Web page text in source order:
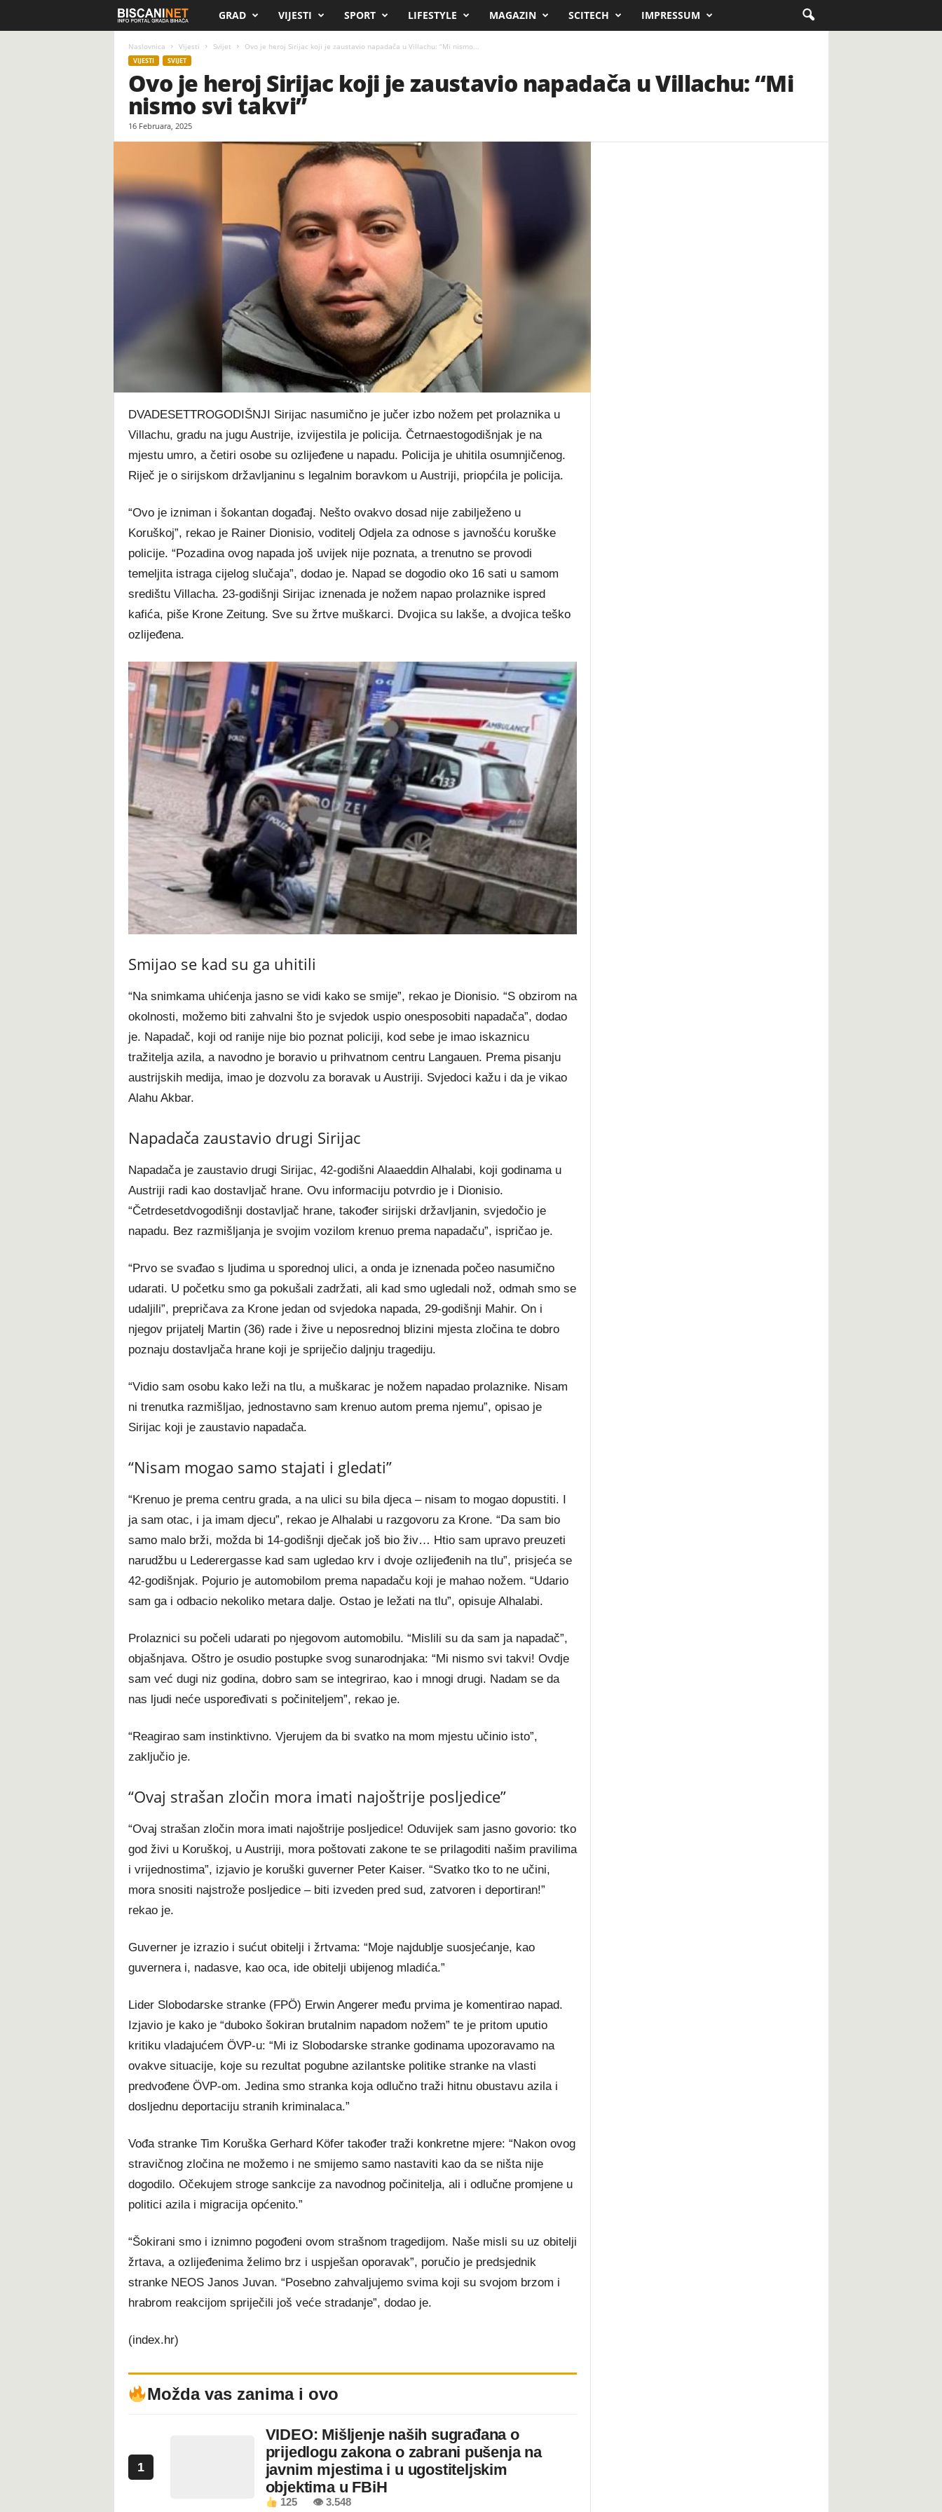
i
s
c
GRAD VIJESTI SPORT LIFESTYLE MAGAZIN SCITECH IMPRESSUM
Naslovnica Vijesti Svijet Ovo je heroj Sirijac koji je zaustavio napadača u Villachu: “Mi nismo...
VIJESTI SVIJET
Ovo je heroj Sirijac koji je zaustavio napadača u Villachu: “Mi
nismo svi takvi”
16 Februara, 2025
DVADESETTROGODIŠNJI Sirijac nasumično je jučer izbo nožem pet prolaznika u
Villachu, gradu na jugu Austrije, izvijestila je policija. Četrnaestogodišnjak je na
mjestu umro, a četiri osobe su ozlijeđene u napadu. Policija je uhitila osumnjičenog.
Riječ je o sirijskom državljaninu s legalnim boravkom u Austriji, priopćila je policija.
“Ovo je izniman i šokantan događaj. Nešto ovakvo dosad nije zabilježeno u
Koruškoj”, rekao je Rainer Dionisio, voditelj Odjela za odnose s javnošću koruške
policije. “Pozadina ovog napada još uvijek nije poznata, a trenutno se provodi
temeljita istraga cijelog slučaja”, dodao je. Napad se dogodio oko 16 sati u samom
središtu Villacha. 23-godišnji Sirijac iznenada je nožem napao prolaznike ispred
kafića, piše Krone Zeitung. Sve su žrtve muškarci. Dvojica su lakše, a dvojica teško
ozlijeđena.
Smijao se kad su ga uhitili
“Na snimkama uhićenja jasno se vidi kako se smije”, rekao je Dionisio. “S obzirom na
okolnosti, možemo biti zahvalni što je svjedok uspio onesposobiti napadača”, dodao
je. Napadač, koji od ranije nije bio poznat policiji, kod sebe je imao iskaznicu
tražitelja azila, a navodno je boravio u prihvatnom centru Langauen. Prema pisanju
austrijskih medija, imao je dozvolu za boravak u Austriji. Svjedoci kažu i da je vikao
Alahu Akbar.
Napadača zaustavio drugi Sirijac
Napadača je zaustavio drugi Sirijac, 42-godišni Alaaeddin Alhalabi, koji godinama u
Austriji radi kao dostavljač hrane. Ovu informaciju potvrdio je i Dionisio.
“Četrdesetdvogodišnji dostavljač hrane, također sirijski državljanin, svjedočio je
napadu. Bez razmišljanja je svojim vozilom krenuo prema napadaču”, ispričao je.
“Prvo se svađao s ljudima u sporednoj ulici, a onda je iznenada počeo nasumično
udarati. U početku smo ga pokušali zadržati, ali kad smo ugledali nož, odmah smo se
udaljili”, prepričava za Krone jedan od svjedoka napada, 29-godišnji Mahir. On i
njegov prijatelj Martin (36) rade i žive u neposrednoj blizini mjesta zločina te dobro
poznaju dostavljača hrane koji je spriječio daljnju tragediju.
“Vidio sam osobu kako leži na tlu, a muškarac je nožem napadao prolaznike. Nisam
ni trenutka razmišljao, jednostavno sam krenuo autom prema njemu”, opisao je
Sirijac koji je zaustavio napadača.
“Nisam mogao samo stajati i gledati”
“Krenuo je prema centru grada, a na ulici su bila djeca – nisam to mogao dopustiti. I
ja sam otac, i ja imam djecu”, rekao je Alhalabi u razgovoru za Krone. “Da sam bio
samo malo brži, možda bi 14-godišnji dječak još bio živ… Htio sam upravo preuzeti
narudžbu u Lederergasse kad sam ugledao krv i dvoje ozlijeđenih na tlu”, prisjeća se
42-godišnjak. Pojurio je automobilom prema napadaču koji je mahao nožem. “Udario
sam ga i odbacio nekoliko metara dalje. Ostao je ležati na tlu”, opisuje Alhalabi.
Prolaznici su počeli udarati po njegovom automobilu. “Mislili su da sam ja napadač”,
objašnjava. Oštro je osudio postupke svog sunarodnjaka: “Mi nismo svi takvi! Ovdje
sam već dugi niz godina, dobro sam se integrirao, kao i mnogi drugi. Nadam se da
nas ljudi neće uspoređivati s počiniteljem”, rekao je.
“Reagirao sam instinktivno. Vjerujem da bi svatko na mom mjestu učinio isto”,
zaključio je.
“Ovaj strašan zločin mora imati najoštrije posljedice”
“Ovaj strašan zločin mora imati najoštrije posljedice! Oduvijek sam jasno govorio: tko
god živi u Koruškoj, u Austriji, mora poštovati zakone te se prilagoditi našim pravilima
i vrijednostima”, izjavio je koruški guverner Peter Kaiser. “Svatko tko to ne učini,
mora snositi najstrože posljedice – biti izveden pred sud, zatvoren i deportiran!”
rekao je.
Guverner je izrazio i sućut obitelji i žrtvama: “Moje najdublje suosjećanje, kao
guvernera i, nadasve, kao oca, ide obitelji ubijenog mladića.”
Lider Slobodarske stranke (FPÖ) Erwin Angerer među prvima je komentirao napad.
Izjavio je kako je “duboko šokiran brutalnim napadom nožem” te je pritom uputio
kritiku vladajućem ÖVP-u: “Mi iz Slobodarske stranke godinama upozoravamo na
ovakve situacije, koje su rezultat pogubne azilantske politike stranke na vlasti
predvođene ÖVP-om. Jedina smo stranka koja odlučno traži hitnu obustavu azila i
dosljednu deportaciju stranih kriminalaca.”
Vođa stranke Tim Koruška Gerhard Köfer također traži konkretne mjere: “Nakon ovog
stravičnog zločina ne možemo i ne smijemo samo nastaviti kao da se ništa nije
dogodilo. Očekujem stroge sankcije za navodnog počinitelja, ali i odlučne promjene u
politici azila i migracija općenito.”
“Šokirani smo i iznimno pogođeni ovom strašnom tragedijom. Naše misli su uz obitelji
žrtava, a ozlijeđenima želimo brz i uspješan oporavak”, poručio je predsjednik
stranke NEOS Janos Juvan. “Posebno zahvaljujemo svima koji su svojom brzom i
hrabrom reakcijom spriječili još veće stradanje”, dodao je.
(index.hr)
Možda vas zanima i ovo
1
VIDEO: Mišljenje naših sugrađana o
prijedlogu zakona o zabrani pušenja na
javnim mjestima i u ugostiteljskim
objektima u FBiH
125 👁 3.548